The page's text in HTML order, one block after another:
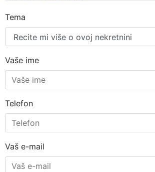
Tema
Vaše ime
Telefon
Vaš e-mail